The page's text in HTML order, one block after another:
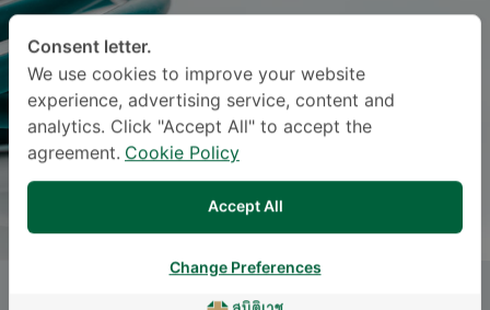
Consent letter.
We use cookies to improve your website
experience, advertising service, content and
analytics. Click "Accept All" to accept the
agreement. Cookie Policy
Accept All
Change Preferences